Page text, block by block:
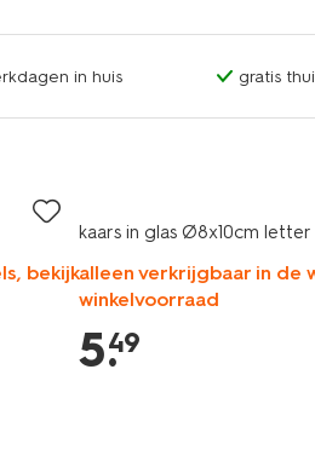
in huis gratis
bekijk
kaars in glas Ø8x10cm letter
alleen verkrijgbaar in de
winkelvoorraad
5.
49